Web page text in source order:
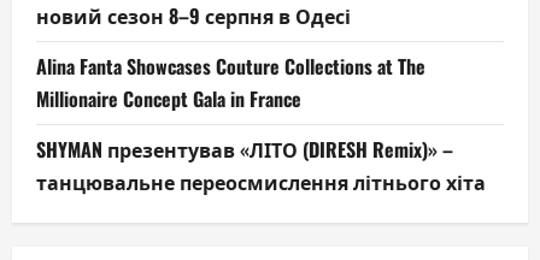
новий сезон 8–9 серпня в Одесі
Alina Fanta Showcases Couture Collections at The
Millionaire Concept Gala in France
SHYMAN презентував «ЛІТО (DIRESH Remix)» –
танцювальне переосмислення літнього хіта